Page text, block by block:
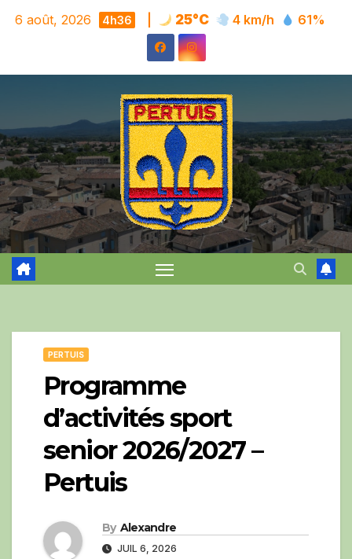
Skip
6 août, 2026 4h36 25°C 4 km/h 61%
PERTUIS
Programme
d’activités sport
senior 2026/2027 –
Pertuis
By Alexandre
JUIL 6, 2026